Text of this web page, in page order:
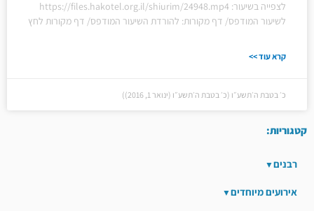
לשיעור המודפס/ דף מקורות: להורדת השיעור המודפס/ דף מקורות לחץ
קרא עוד >>
כ׳ בטבת ה׳תשע״ו (כ׳ בטבת ה׳תשע״ו (ינואר 1, 2016))
קטגוריות:
רבנים
אירועים מיוחדים